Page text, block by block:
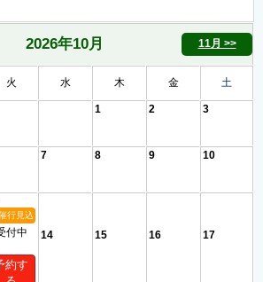
2026年10月 11月 >>
火 水 木 金 土
1 2 3
7 8 9 10
行見込
付中
約す
14 15 16 17